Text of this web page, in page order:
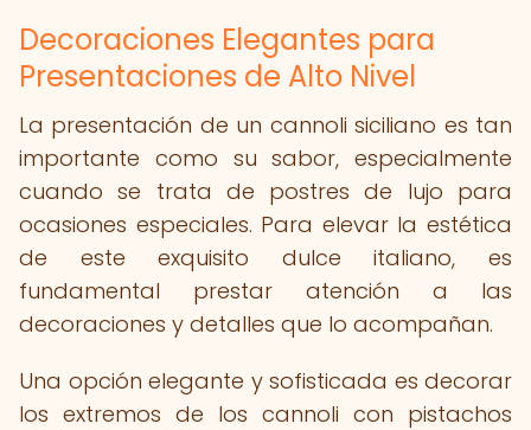
Decoraciones Elegantes para
Presentaciones de Alto Nivel
La presentación de un cannoli siciliano es tan
importante como su sabor, especialmente
cuando se trata de postres de lujo para
ocasiones especiales. Para elevar la estética
de este exquisito dulce italiano, es
fundamental prestar atención a las
decoraciones y detalles que lo acompañan.
Una opción elegante y sofisticada es decorar
los extremos de los cannoli con pistachos